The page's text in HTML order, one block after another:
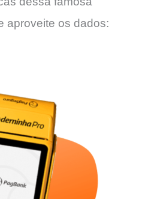
aproveite os dados: